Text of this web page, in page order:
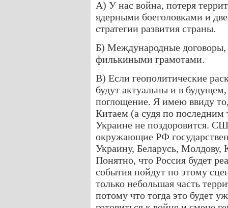
А) У нас война, потеря
ядерными боеголовками и
стратегии развития страны.
Б) Международные договоры,
филькиными грамотами.
В) Если геополитические
будут актуальны и в
поглощение. Я имею ввиду
Китаем (а судя по последним
Украине не поздоровится.
окружающие РФ
Украину, Беларусь,
Понятно, что Россия будет
события пойдут по этому
только небольшая часть
потому что тогда это будет